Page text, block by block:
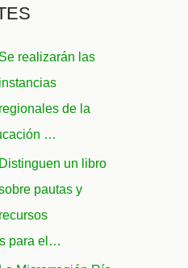
Se realizarán las
instancias
regionales de la
…
Distinguen un libro
pautas y
recursos
para el…